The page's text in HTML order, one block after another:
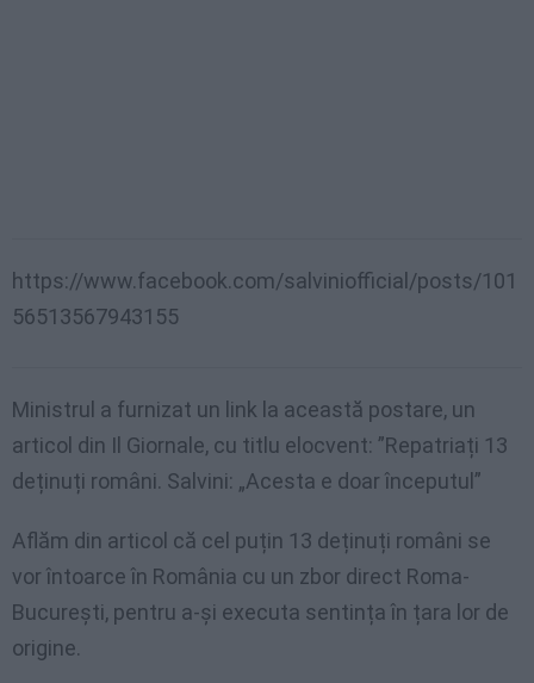
https://www.facebook.com/salviniofficial/posts/101
56513567943155
Ministrul a furnizat un link la această postare, un
articol din Il Giornale, cu titlu elocvent: ”Repatriați 13
deținuți români. Salvini: „Acesta e doar începutul”
Aflăm din articol că cel puțin 13 deținuți români se
vor întoarce în România cu un zbor direct Roma-
București, pentru a-și executa sentința în țara lor de
origine.